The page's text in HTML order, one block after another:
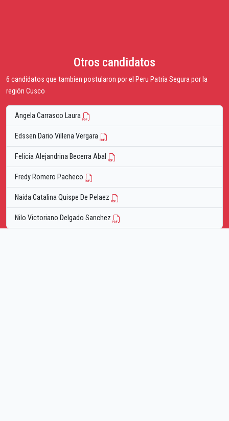
Otros candidatos
6 candidatos que tambien postularon por el Peru Patria Segura por la
región Cusco
Angela Carrasco Laura
Edssen Dario Villena Vergara
Felicia Alejandrina Becerra Abal
Fredy Romero Pacheco
Naida Catalina Quispe De Pelaez
Nilo Victoriano Delgado Sanchez